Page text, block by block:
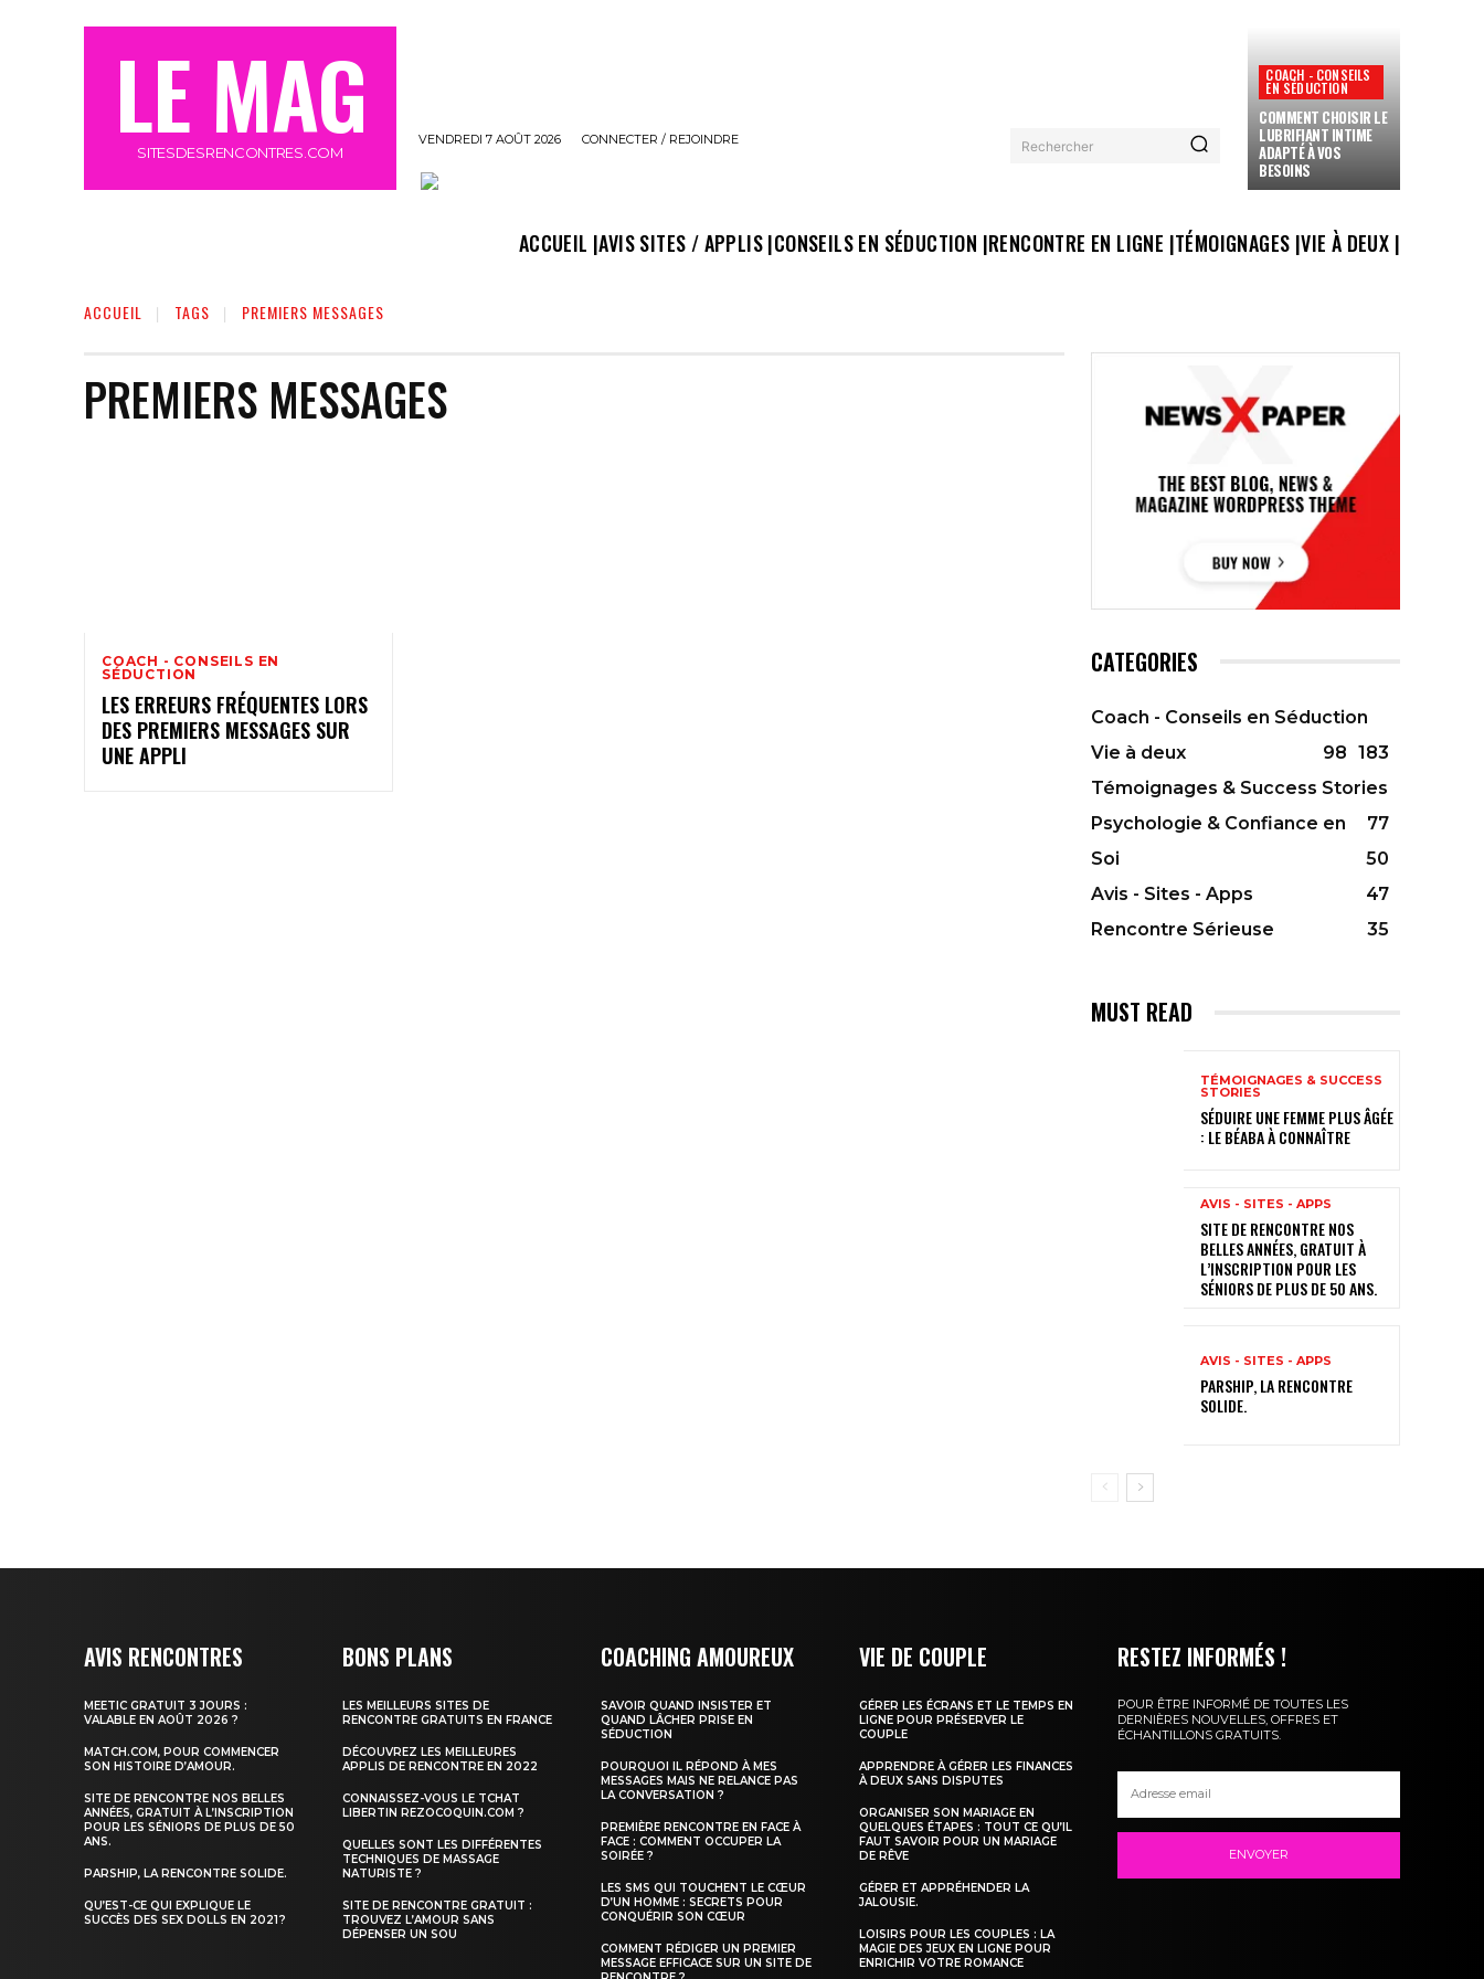
LE MAG
SITESDESRENCONTRES.COM
VENDREDI 7 AOÛT 2026 CONNECTER / REJOINDRE Rechercher
COACH - CONSEILS
EN SÉDUCTION
COMMENT CHOISIR LE
LUBRIFIANT INTIME
ADAPTÉ À VOS
BESOINS
ACCUEIL |AVIS SITES / APPLIS |CONSEILS EN SÉDUCTION |RENCONTRE EN LIGNE |TÉMOIGNAGES |VIE À DEUX |
ACCUEIL TAGS PREMIERS MESSAGES
PREMIERS MESSAGES
COACH - CONSEILS EN
SÉDUCTION
LES ERREURS FRÉQUENTES LORS
DES PREMIERS MESSAGES SUR
UNE APPLI
CATEGORIES
Coach - Conseils en Séduction
183
Vie à deux
98
Témoignages & Success Stories
77
Psychologie & Confiance en
Soi
50
Avis - Sites - Apps
47
Rencontre Sérieuse
35
MUST READ
TÉMOIGNAGES & SUCCESS
STORIES
SÉDUIRE UNE FEMME PLUS ÂGÉE
: LE BÉABA À CONNAÎTRE
AVIS - SITES - APPS
SITE DE RENCONTRE NOS
BELLES ANNÉES, GRATUIT À
L’INSCRIPTION POUR LES
SÉNIORS DE PLUS DE 50 ANS.
AVIS - SITES - APPS
PARSHIP, LA RENCONTRE
SOLIDE.
AVIS RENCONTRES
MEETIC GRATUIT 3 JOURS :
VALABLE EN AOÛT 2026 ?
MATCH.COM, POUR COMMENCER
SON HISTOIRE D’AMOUR.
SITE DE RENCONTRE NOS BELLES
ANNÉES, GRATUIT À L’INSCRIPTION
POUR LES SÉNIORS DE PLUS DE 50
ANS.
PARSHIP, LA RENCONTRE SOLIDE.
QU’EST-CE QUI EXPLIQUE LE
SUCCÈS DES SEX DOLLS EN 2021 ?
BONS PLANS
LES MEILLEURS SITES DE
RENCONTRE GRATUITS EN FRANCE
DÉCOUVREZ LES MEILLEURES
APPLIS DE RENCONTRE EN 2022
CONNAISSEZ-VOUS LE TCHAT
LIBERTIN REZOCOQUIN.COM ?
QUELLES SONT LES DIFFÉRENTES
TECHNIQUES DE MASSAGE
NATURISTE ?
SITE DE RENCONTRE GRATUIT :
TROUVEZ L’AMOUR SANS
DÉPENSER UN SOU
COACHING AMOUREUX
SAVOIR QUAND INSISTER ET
QUAND LÂCHER PRISE EN
SÉDUCTION
POURQUOI IL RÉPOND À MES
MESSAGES MAIS NE RELANCE PAS
LA CONVERSATION ?
PREMIÈRE RENCONTRE EN FACE À
FACE : COMMENT OCCUPER LA
SOIRÉE ?
LES SMS QUI TOUCHENT LE CŒUR
D’UN HOMME : SECRETS POUR
CONQUÉRIR SON CŒUR
COMMENT RÉDIGER UN PREMIER
MESSAGE EFFICACE SUR UN SITE DE
VIE DE COUPLE
GÉRER LES ÉCRANS ET LE TEMPS EN
LIGNE POUR PRÉSERVER LE
COUPLE
APPRENDRE À GÉRER LES FINANCES
À DEUX SANS DISPUTES
ORGANISER SON MARIAGE EN
QUELQUES ÉTAPES : TOUT CE QU’IL
FAUT SAVOIR POUR UN MARIAGE
DE RÊVE
GÉRER ET APPRÉHENDER LA
JALOUSIE.
LOISIRS POUR LES COUPLES : LA
MAGIE DES JEUX EN LIGNE POUR
ENRICHIR VOTRE ROMANCE
RESTEZ INFORMÉS !
POUR ÊTRE INFORMÉ DE TOUTES LES
DERNIÈRES NOUVELLES, OFFRES ET
ÉCHANTILLONS GRATUITS.
ENVOYER